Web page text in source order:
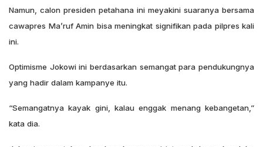
Namun, calon presiden petahana ini meyakini suaranya bersama
cawapres Ma’ruf Amin bisa meningkat signifikan pada pilpres kali
ini.
Optimisme Jokowi ini berdasarkan semangat para pendukungnya
yang hadir dalam kampanye itu.
“Semangatnya kayak gini, kalau enggak menang kebangetan,”
kata dia.